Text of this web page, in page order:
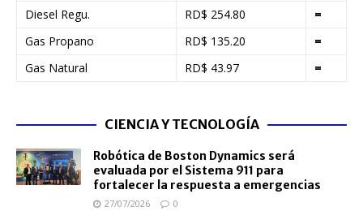
Diesel Regu.
RD$ 254.80
=
Gas Propano
RD$ 135.20
=
Gas Natural
RD$ 43.97 =
CIENCIA Y TECNOLOGÍA
Robótica de Boston Dynamics será
evaluada por el Sistema 911 para
fortalecer la respuesta a emergencias
27/07/2026 0